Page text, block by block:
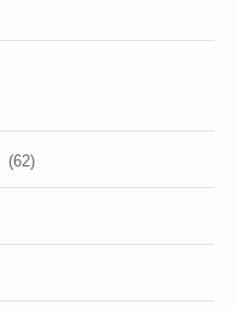
(62)